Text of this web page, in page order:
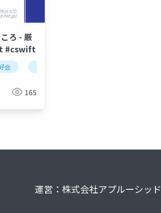
ろ - 厳
#cswift
会
165
運営：株式会社アプルーシッド